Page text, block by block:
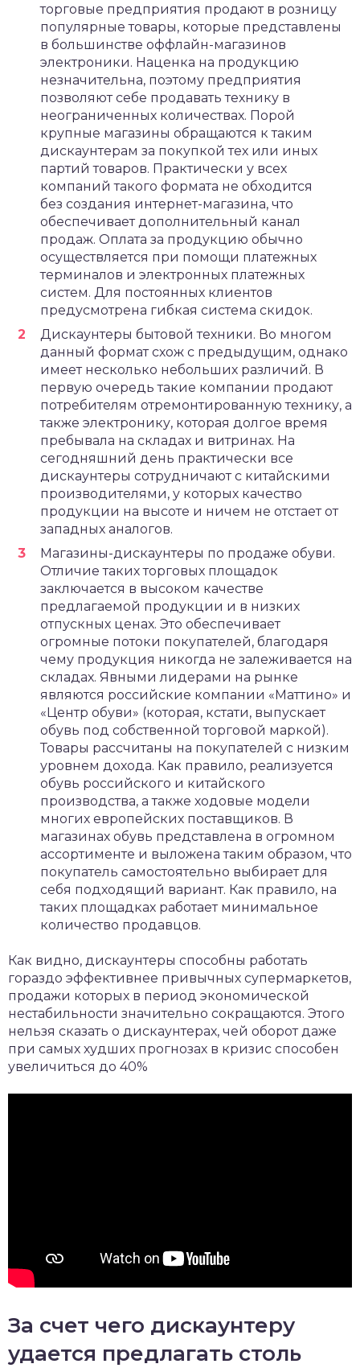
торговые предприятия продают в розницу
популярные товары, которые представлены
в большинстве оффлайн-магазинов
электроники. Наценка на продукцию
незначительна, поэтому предприятия
позволяют себе продавать технику в
неограниченных количествах. Порой
крупные магазины обращаются к таким
дискаунтерам за покупкой тех или иных
партий товаров. Практически у всех
компаний такого формата не обходится
без создания интернет-магазина, что
обеспечивает дополнительный канал
продаж. Оплата за продукцию обычно
осуществляется при помощи платежных
терминалов и электронных платежных
систем. Для постоянных клиентов
предусмотрена гибкая система скидок.
Дискаунтеры бытовой техники. Во многом
данный формат схож с предыдущим, однако
имеет несколько небольших различий. В
первую очередь такие компании продают
потребителям отремонтированную технику, а
также электронику, которая долгое время
пребывала на складах и витринах. На
сегодняшний день практически все
дискаунтеры сотрудничают с китайскими
производителями, у которых качество
продукции на высоте и ничем не отстает от
западных аналогов.
Магазины-дискаунтеры по продаже обуви.
Отличие таких торговых площадок
заключается в высоком качестве
предлагаемой продукции и в низких
отпускных ценах. Это обеспечивает
огромные потоки покупателей, благодаря
чему продукция никогда не залеживается на
складах. Явными лидерами на рынке
являются российские компании «Маттино» и
«Центр обуви» (которая, кстати, выпускает
обувь под собственной торговой маркой).
Товары рассчитаны на покупателей с низким
уровнем дохода. Как правило, реализуется
обувь российского и китайского
производства, а также ходовые модели
многих европейских поставщиков. В
магазинах обувь представлена в огромном
ассортименте и выложена таким образом, что
покупатель самостоятельно выбирает для
себя подходящий вариант. Как правило, на
таких площадках работает минимальное
количество продавцов.
Как видно, дискаунтеры способны работать
гораздо эффективнее привычных супермаркетов,
продажи которых в период экономической
нестабильности значительно сокращаются. Этого
нельзя сказать о дискаунтерах, чей оборот даже
при самых худших прогнозах в кризис способен
увеличиться до 40%
За счет чего дискаунтеру
удается предлагать столь